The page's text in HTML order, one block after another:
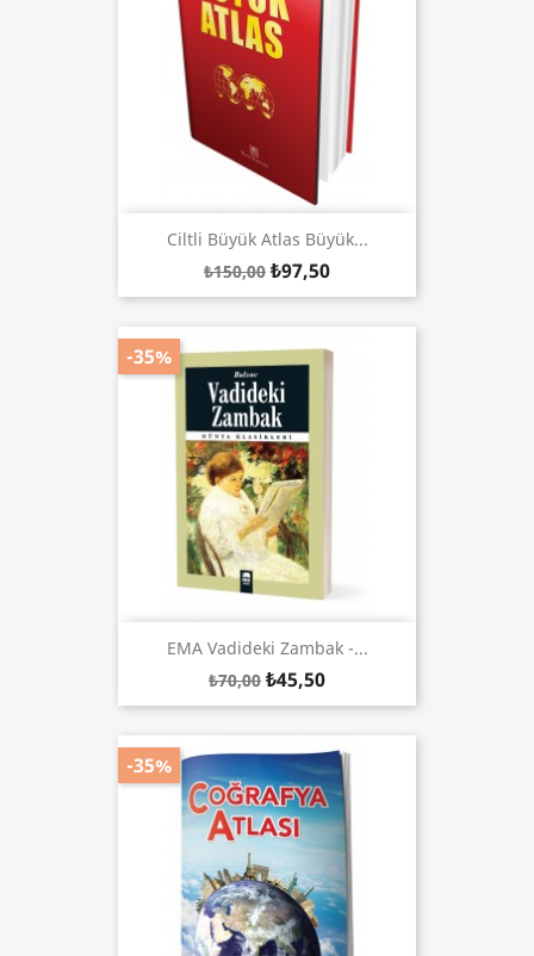
Ciltli Büyük Atlas Büyük...
₺150,00 ₺97,50
EMA Vadideki Zambak -...
₺70,00 ₺45,50
-35%
-35%